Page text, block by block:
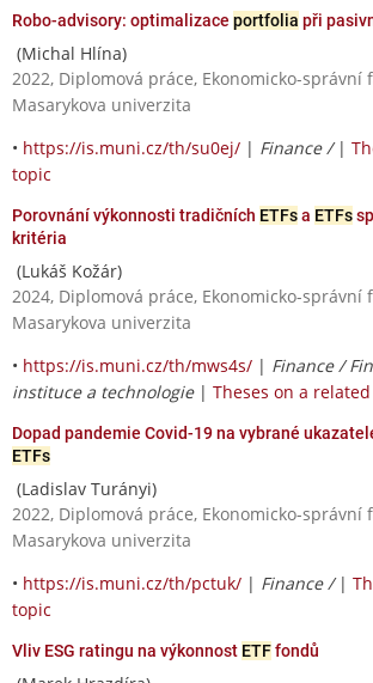
Robo-advisory: optimalizace portfolia při
(Michal Hlína)
2022, Diplomová práce, Ekonomicko-správní
Masarykova univerzita
• https://is.muni.cz/th/su0ej/ | Finance / |
topic
Porovnání výkonnosti tradičních ETFsa ETFs
kritéria
(Lukáš Kožár)
2024, Diplomová práce, Ekonomicko-správní
Masarykova univerzita
• https://is.muni.cz/th/mws4s/ | Finance /
instituce a technologie| Theses on a
Dopad pandemie Covid-19 na vybrané
ETFs
(Ladislav Turányi)
2022, Diplomová práce, Ekonomicko-správní
Masarykova univerzita
• https://is.muni.cz/th/pctuk/ | Finance / |
topic
Vliv ESG ratingu na výkonnost ETFfondů